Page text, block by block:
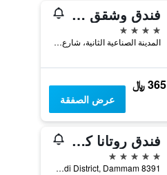
فندق وشقق راديسون الدمام المدينة الصناعية
4 نجوم
المدينة الصناعية الثانية، شارع 67, الدمام, المملكة العربية السعودية
365 ﷼
عرض الصفقة
فندق روتانا كورنيش
5 نجوم
Al Ashriah Street Al Badi District, Dammam 8391, الدمام, المملكة العربية السعودية